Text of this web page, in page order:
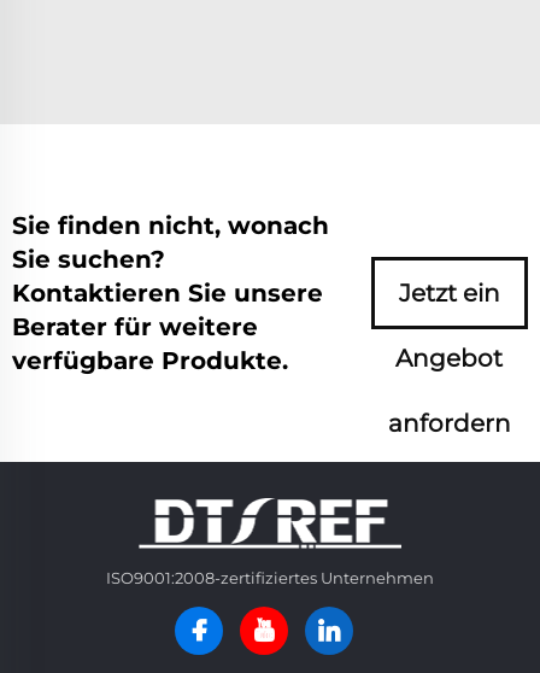
Sie finden nicht, wonach
Sie suchen?
Kontaktieren Sie unsere
Berater für weitere
verfügbare Produkte.
Jetzt ein
Angebot
anfordern
ISO9001:2008-zertifiziertes Unternehmen